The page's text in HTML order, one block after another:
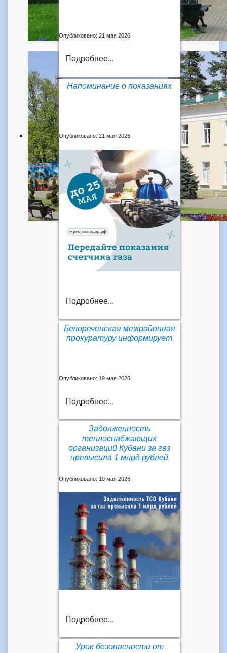
Опубликовано: 21 мая 2026
Подробнее...
Напоминание о показаниях
Опубликовано: 21 мая 2026
Подробнее...
Белореченская межрайонная
прокуратуру информирует
Опубликовано: 19 мая 2026
Подробнее...
Задолженность
теплоснабжающих
организаций Кубани за газ
превысила 1 млрд рублей
Опубликовано: 19 мая 2026
Подробнее...
Урок безопасности от